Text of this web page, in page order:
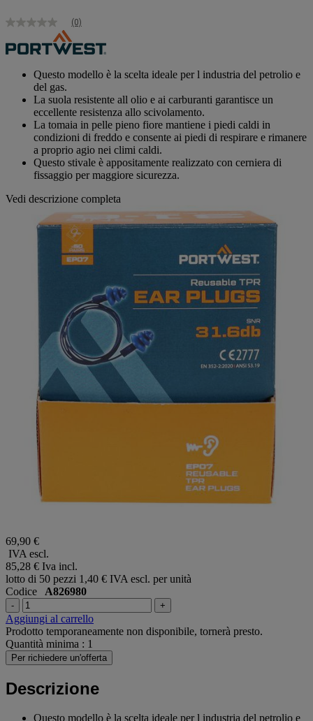
Nessuna
valutazione
Stesso
pagina.
(0)
Questo modello è la scelta ideale per l industria del petrolio e
del gas.
La suola resistente all olio e ai carburanti garantisce un
eccellente resistenza allo scivolamento.
La tomaia in pelle pieno fiore mantiene i piedi caldi in
condizioni di freddo e consente ai piedi di respirare e rimanere
a proprio agio nei climi caldi.
Questo stivale è appositamente realizzato con cerniera di
fissaggio per maggiore sicurezza.
Vedi descrizione completa
69,90 €
IVA escl.
85,28 € Iva incl.
lotto di 50 pezzi 1,40 € IVA escl. per unità
Codice A826980
- +
Aggiungi al carrello
Prodotto temporaneamente non disponibile, tornerà presto.
Quantità minima : 1
Per richiedere un'offerta
Descrizione
Questo modello è la scelta ideale per l industria del petrolio e